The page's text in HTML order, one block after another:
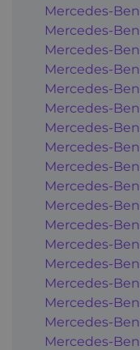
Mercedes-
Mercedes-
Mercedes-
Mercedes-
Mercedes-
Mercedes-
Mercedes-
Mercedes-
Mercedes-
Mercedes-
Mercedes-
Mercedes-
Mercedes-
Mercedes-
Mercedes-
Mercedes-
Mercedes-
Mercedes-